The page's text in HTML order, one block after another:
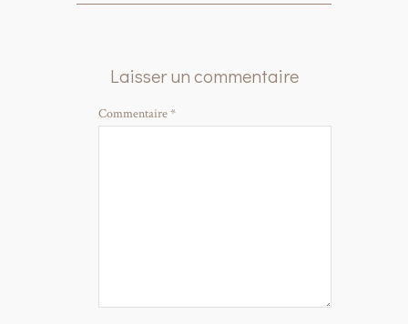
Laisser un commentaire
Commentaire*